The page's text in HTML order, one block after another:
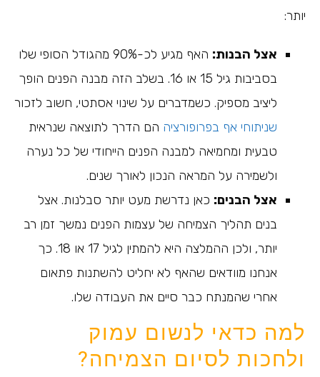
יותר:
אצל הבנות:
האף מגיע לכ-90% מהגודל הסופי שלו
בסביבות גיל 15 או 16. בשלב הזה מבנה הפנים הופך
ליציב מספיק. כשמדברים על שינוי אסתטי, חשוב לזכור
שניתוחי אף בפרופורציה הם הדרך לתוצאה שנראית
טבעית ומחמיאה למבנה הפנים הייחודי של כל נערה
ולשמירה על המראה הנכון לאורך שנים.
אצל הבנים: כאן נדרשת מעט יותר סבלנות. אצל
בנים תהליך הצמיחה של עצמות הפנים נמשך זמן רב
יותר, ולכן ההמלצה היא להמתין לגיל 17 או 18. כך
אנחנו מוודאים שהאף לא יחליט להשתנות פתאום
אחרי שהמנתח כבר סיים את העבודה שלו.
למה כדאי לנשום עמוק
ולחכות לסיום הצמיחה?